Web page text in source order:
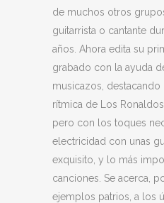
de muchos otros
guitarrista o cantante
años. Ahora edita su
grabado con la ayuda
musicazos, destacando
rítmica de Los
pero con los toques
electricidad con unas
exquisito, y lo más
canciones. Se acerca,
ejemplos patrios, a los